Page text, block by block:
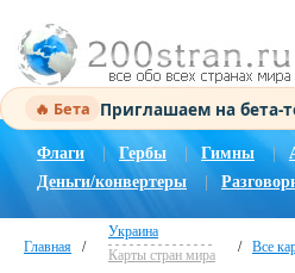
🔥 Бета Приглашаем на бета-
Флаги Гербы Гимны |
Деньги/конвертеры
Главная /
Украина
Карты стран мира
/ Все